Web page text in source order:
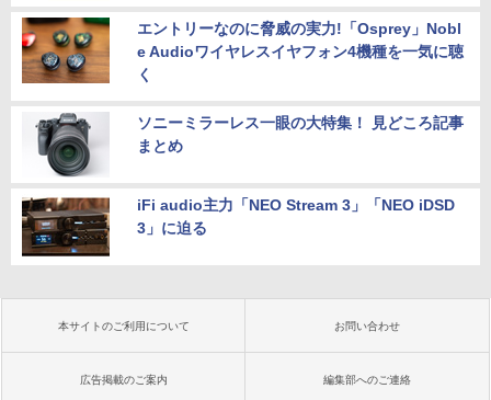
エントリーなのに脅威の実力!「Osprey」Nobl
e Audioワイヤレスイヤフォン4機種を一気に聴
く
ソニーミラーレス一眼の大特集！ 見どころ記事
まとめ
iFi audio主力「NEO Stream 3」「NEO iDSD
3」に迫る
本サイトのご利用について お問い合わせ
広告掲載のご案内 編集部へのご連絡